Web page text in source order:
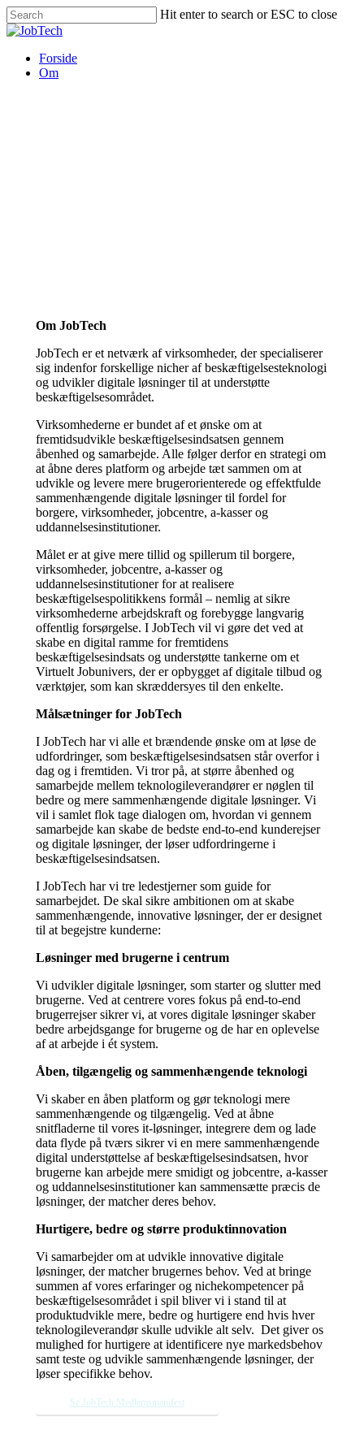
Skip
to
content
Hit enter to search or ESC to close
Close
Menu
Forside
Om
Om JobTech
JobTech er et netværk af virksomheder, der specialiserer
sig indenfor forskellige nicher af beskæftigelsesteknologi
og udvikler digitale løsninger til at understøtte
beskæftigelsesområdet.
Virksomhederne er bundet af et ønske om at
fremtidsudvikle beskæftigelsesindsatsen gennem
åbenhed og samarbejde. Alle følger derfor en strategi om
at åbne deres platform og arbejde tæt sammen om at
udvikle og levere mere brugerorienterede og effektfulde
sammenhængende digitale løsninger til fordel for
borgere, virksomheder, jobcentre, a-kasser og
uddannelsesinstitutioner.
Målet er at give mere tillid og spillerum til borgere,
virksomheder, jobcentre, a-kasser og
uddannelsesinstitutioner for at realisere
beskæftigelsespolitikkens formål – nemlig at sikre
virksomhederne arbejdskraft og forebygge langvarig
offentlig forsørgelse. I JobTech vil vi gøre det ved at
skabe en digital ramme for fremtidens
beskæftigelsesindsats og understøtte tankerne om et
Virtuelt Jobunivers, der er opbygget af digitale tilbud og
værktøjer, som kan skræddersyes til den enkelte.
Målsætninger for JobTech
I JobTech har vi alle et brændende ønske om at løse de
udfordringer, som beskæftigelsesindsatsen står overfor i
dag og i fremtiden. Vi tror på, at større åbenhed og
samarbejde mellem teknologileverandører er nøglen til
bedre og mere sammenhængende digitale løsninger. Vi
vil i samlet flok tage dialogen om, hvordan vi gennem
samarbejde kan skabe de bedste end-to-end kunderejser
og digitale løsninger, der løser udfordringerne i
beskæftigelsesindsatsen.
I JobTech har vi tre ledestjerner som guide for
samarbejdet. De skal sikre ambitionen om at skabe
sammenhængende, innovative løsninger, der er designet
til at begejstre kunderne:
Løsninger med brugerne i centrum
Vi udvikler digitale løsninger, som starter og slutter med
brugerne. Ved at centrere vores fokus på end-to-end
brugerrejser sikrer vi, at vores digitale løsninger skaber
bedre arbejdsgange for brugerne og de har en oplevelse
af at arbejde i ét system.
Åben, tilgængelig og sammenhængende teknologi
Vi skaber en åben platform og gør teknologi mere
sammenhængende og tilgængelig. Ved at åbne
snitfladerne til vores it-løsninger, integrere dem og lade
data flyde på tværs sikrer vi en mere sammenhængende
digital understøttelse af beskæftigelsesindsatsen, hvor
brugerne kan arbejde mere smidigt og jobcentre, a-kasser
og uddannelsesinstitutioner kan sammensætte præcis de
løsninger, der matcher deres behov.
Hurtigere, bedre og større produktinnovation
Vi samarbejder om at udvikle innovative digitale
løsninger, der matcher brugernes behov. Ved at bringe
summen af vores erfaringer og nichekompetencer på
beskæftigelsesområdet i spil bliver vi i stand til at
produktudvikle mere, bedre og hurtigere end hvis hver
teknologileverandør skulle udvikle alt selv. Det giver os
mulighed for hurtigere at identificere nye markedsbehov
samt teste og udvikle sammenhængende løsninger, der
løser specifikke behov.
Se JobTech Medlemsmanifest